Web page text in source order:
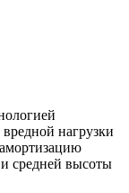
нагрузки
средней высоты